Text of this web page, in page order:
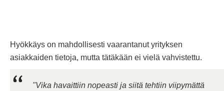
Hyökkäys on mahdollisesti vaarantanut yrityksen
asiakkaiden tietoja, mutta tätäkään ei vielä vahvistettu.
"Vika havaittiin nopeasti ja siitä tehtiin viipymättä